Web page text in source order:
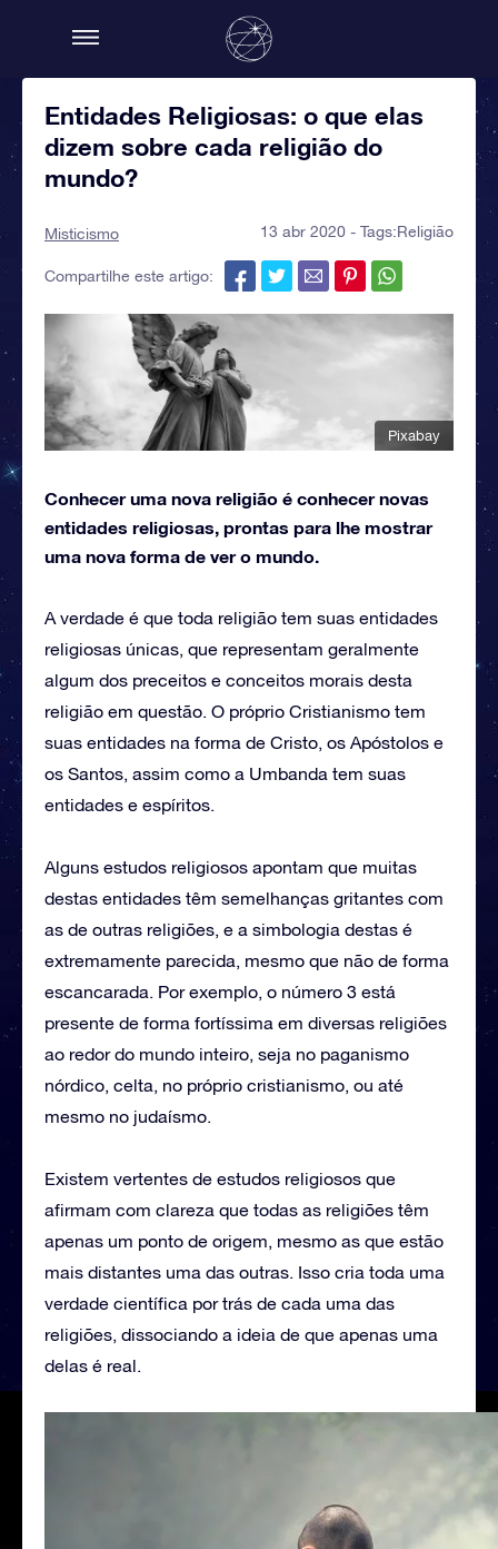
Entidades Religiosas: o que elas
dizem sobre cada religião do
mundo?
Misticismo 13 abr 2020 - Tags:Religião
Compartilhe este artigo:
Pixabay
Conhecer uma nova religião é conhecer novas
entidades religiosas, prontas para lhe mostrar
uma nova forma de ver o mundo.
A verdade é que toda religião tem suas entidades
religiosas únicas, que representam geralmente
algum dos preceitos e conceitos morais desta
religião em questão. O próprio Cristianismo tem
suas entidades na forma de Cristo, os Apóstolos e
os Santos, assim como a Umbanda tem suas
entidades e espíritos.
Alguns estudos religiosos apontam que muitas
destas entidades têm semelhanças gritantes com
as de outras religiões, e a simbologia destas é
extremamente parecida, mesmo que não de forma
escancarada. Por exemplo, o número 3 está
presente de forma fortíssima em diversas religiões
ao redor do mundo inteiro, seja no paganismo
nórdico, celta, no próprio cristianismo, ou até
mesmo no judaísmo.
Existem vertentes de estudos religiosos que
afirmam com clareza que todas as religiões têm
apenas um ponto de origem, mesmo as que estão
mais distantes uma das outras. Isso cria toda uma
verdade científica por trás de cada uma das
religiões, dissociando a ideia de que apenas uma
delas é real.